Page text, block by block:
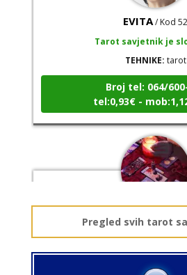
EVITA
Broj tel: 064/600-
tel:0,93€ -
TEHNIKE:sudbinske karte,
Pregled svih tarot